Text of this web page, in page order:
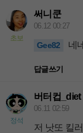
초보
써니쿤
06.12 00:27
Gee82 네
답글쓰기
정석
버터컵_diet
06.11 02:59
저 낫또 킬